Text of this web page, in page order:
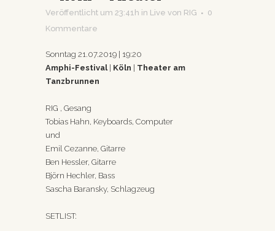
Veröffentlicht um 23:41h in Live von RIG
0
Kommentare
Sonntag 21.07.2019 | 19:20
Amphi-Festival
Köln
Theater am
Tanzbrunnen
RIG , Gesang
Tobias Hahn, Keyboards, Computer
und
Emil Cezanne, Gitarre
Ben Hessler, Gitarre
Björn Hechler, Bass
Sascha Baransky, Schlagzeug
SETLIST: